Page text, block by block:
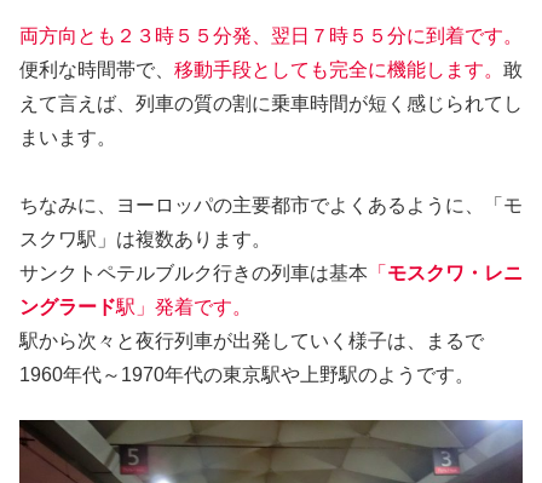
両方向とも２３時５５分発、翌日７時５５分に到着です。
便利な時間帯で、 移動手段としても完全に機能します。 敢
えて言えば、列車の質の割に乗車時間が短く感じられてし
まいます。
ちなみに、ヨーロッパの主要都市でよくあるように、「モ
スクワ駅」は複数あります。
サンクトペテルブルク行きの列車は基本 「 モスクワ・レニ
ングラード駅」発着です。
駅から次々と夜行列車が出発していく様子は、まるで
1960年代～1970年代の東京駅や上野駅のようです。